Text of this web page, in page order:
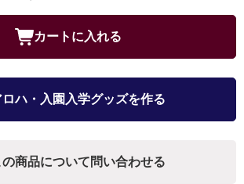
カートに入れる
ロハ・入園入学グッズを作る
の商品について問い合わせる